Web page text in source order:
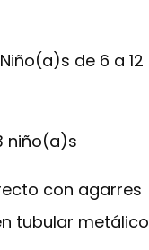
de 6 a 12
niño(a)s
con agarres
tubular metálico